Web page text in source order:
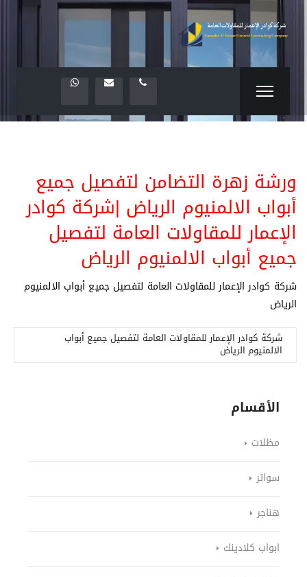
ورشة زهرة التضامن لتفصيل جميع
أبواب الالمنيوم الرياض |شركة كوادر
الإعمار للمقاولات العامة لتفصيل
جميع أبواب الالمنيوم الرياض
شركة كوادر الإعمار للمقاولات العامة لتفصيل جميع أبواب الالمنيوم
الرياض
شركة كوادر الإعمار للمقاولات العامة لتفصيل جميع أبواب
الالمنيوم الرياض
الأقسام
مظلات
سواتر
هناجر
ابواب كلادينك